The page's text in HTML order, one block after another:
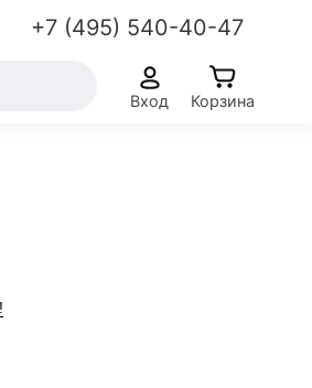
+7 (495) 540-40-47
Вход Корзина